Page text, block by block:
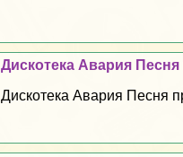
Дискотека Авария
Дискотека Авария Песня